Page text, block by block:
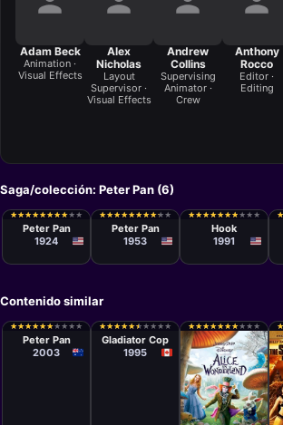
Adam Beck
Animation ·
Visual Effects
Alex
Nicholas
Layout
Supervisor ·
Visual Effects
Andrew
Collins
Supervising
Animator ·
Crew
Anthony
Rocco
Editor ·
Editing
Saga/colección: Peter Pan (6)
★
★★
★★
★★
★★
★★
★★
★★
★★
★ ★
★
Película
Herbert
Brenon
Peter Pan
1924
★
★★
★★
★★
★★
★★
★★
★★
★★
★ ★
★
Clyde
Geronimi,
Wilfred
Jackson,
Luske
Peter Pan
1953
★
★★
★★
★★
★★
★★
★★
★ ★
★ ★
★ ★
★
Steven
Spielberg
Hook
1991
★
★
Contenido similar
★
★★
★★
★★
★★
★★
★★
★ ★
★ ★
★ ★
★
P.J. Hogan
Peter Pan
2003
★
★★
★★
★★
★★
★★
★ ★
★ ★
★ ★
★ ★
★
Nick Rotundo
Gladiator Cop
1995
★
★★
★★
★★
★★
★★
★★
★★
★ ★
★ ★
★ ★
★